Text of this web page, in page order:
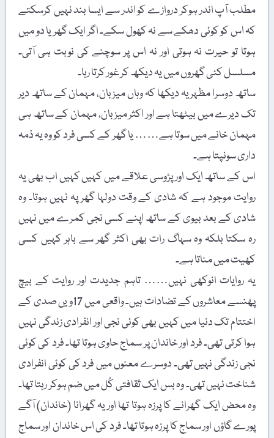
مطلب آپ اندر ہوکر دروازے کو اندر سے ایسا بند نہیں کرسکتے
کہ اس کو کوئی دھکے سے نہ کھول سکے۔ اگر ایک گھر یا دو میں
ہوتا تو حیرت نہ ہوتی اور نہ اس پر سوچنے کی نوبت ہی آتی۔
مسلسل کئی گھروں میں یہ دیکھ کر غور کرتا رہا۔
ساتھ دوسرا مظہر یہ دیکھا کہ وہاں میزبان، مہمان کے ساتھ دیر
تک دیرے میں بیٹھتا ہے اور اکثر میزبان، مہمان کے ساتھ ہی
مہمان خانے میں سوتا ہے…… یا گھر کے کسی فرد کو وہ یہ ذمہ
داری سونپتا ہے۔
اس کے ساتھ ایک اور پڑوسی علاقے میں کہیں کہیں اب بھی یہ
روایت موجود ہے کہ شادی کے وقت دولہا گھر پہ نہیں ہوتا۔ وہ
شادی کے بعد بیوی کے ساتھ اپنے کسی نجی کمرے میں نہیں
رہ سکتا بلکہ وہ سہاگ رات بھی اکثر گھر سے باہر کہیں کسی
کھیت میں مناتا ہے۔
یہ روایات انوکھی نہیں…… تاہم جدیدت اور روایت کے بیچ
پھنسے معاشروں کے تضادات ہیں۔ واقعی میں 17ویں صدی کے
اختتام تک دنیا میں کہیں بھی کوئی نجی اور انفرادی زندگی نہیں
ہوا کرتی تھی۔ فرد اور خاندان پر سماج حاوی ہوتا تھا۔ فرد کی کوئی
نجی زندگی نہیں تھی۔ دوسرے معنوں میں فرد کی کوئی انفرادی
شناخت نہیں تھی۔ وہ بس ایک ثقافتی کُل میں ضم ہوکر رہتا تھا۔
وہ محض ایک گھرانے کا پرزہ ہوتا تھا اور یہ گھرانا (خاندان) آگے
پورے گاؤں اور سماج کا پرزہ ہوتا تھا۔ فرد کی اس خاندان اور سماج